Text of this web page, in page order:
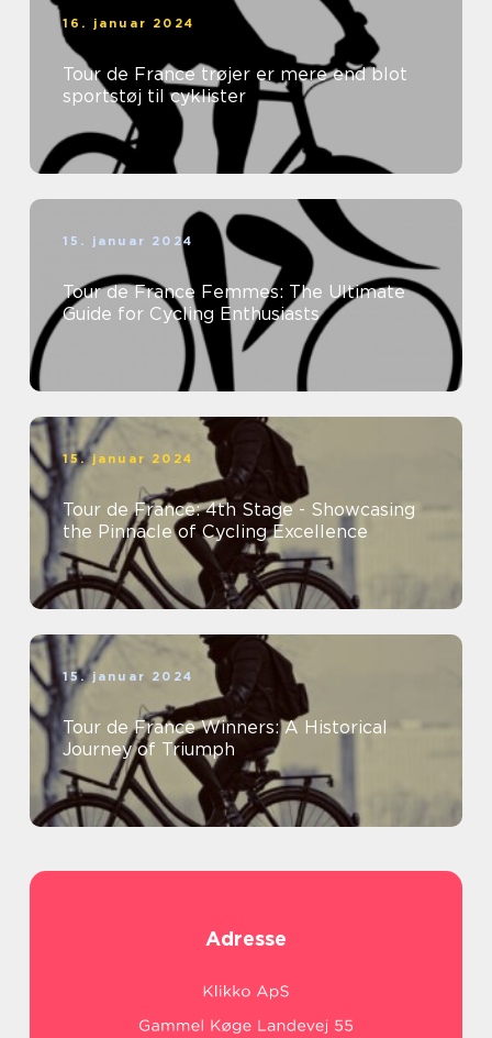
16. januar 2024
Tour de France trøjer er mere end blot
sportstøj til cyklister
15. januar 2024
Tour de France Femmes: The Ultimate
Guide for Cycling Enthusiasts
15. januar 2024
Tour de France: 4th Stage - Showcasing
the Pinnacle of Cycling Excellence
15. januar 2024
Tour de France Winners: A Historical
Journey of Triumph
Adresse